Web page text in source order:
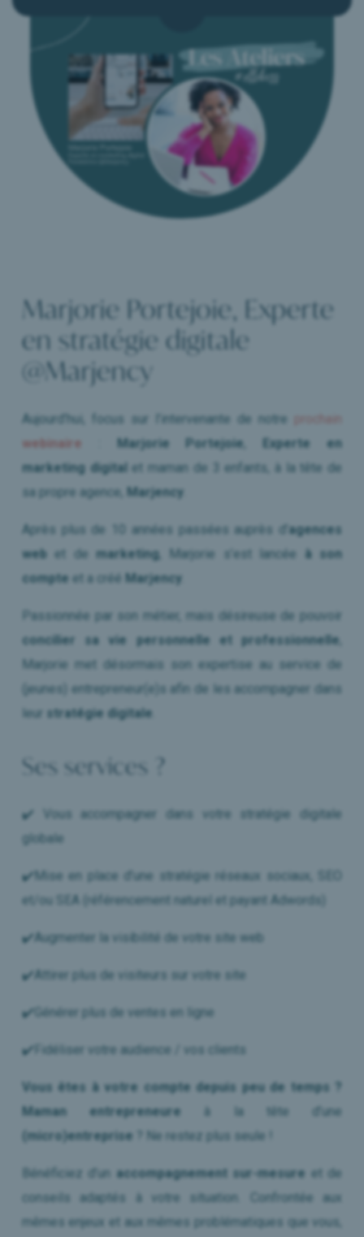
Le Mag RH
Nous contacter
Réserver mon Diagnostic
Marjorie Portejoie, Experte
en stratégie digitale
@Marjency
Aujourd’hui, focus sur l’intervenante de notre
webinaire
Marjorie Portejoie
Experte en
marketing digital et maman de 3 enfants, à la tête de
sa propre agence, Marjency
Après plus de 10 années passées auprès d’ agences
webet de marketing, Marjorie s’est lancée
à son
compte et a créé Marjency
Passionnée par son métier, mais désireuse de pouvoir
concilier sa vie personnelle et professionnelle
Marjorie met désormais son expertise au service de
(jeunes) entrepreneur(e)s afin de les accompagner dans
leur stratégie digitale
Ses services ?
✔️ Vous accompagner dans votre stratégie digitale
globale
✔️Mise en place d’une stratégie réseaux sociaux, SEO
et/ou SEA (référencement naturel et payant Adwords)
✔️Augmenter la visibilité de votre site web
✔️Attirer plus de visiteurs sur votre site
✔️Générer plus de ventes en ligne
✔️Fidéliser votre audience / vos clients
Vous êtes à votre compte depuis peu de temps ?
Maman entrepreneure à la tête d’une
(micro)entreprise ? Ne restez plus seule !
Bénéficiez d’un accompagnement sur-mesure et de
conseils adaptés à votre situation. Confrontée aux
mêmes enjeux et aux mêmes problématiques que vous,